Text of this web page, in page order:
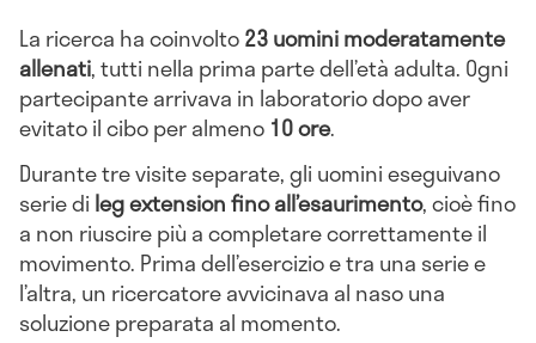
La ricerca ha coinvolto23 uomini moderatamente
allenati, tutti nella prima parte dell’età adulta. Ogni
partecipante arrivava in laboratorio dopo aver
evitato il cibo per almeno 10 ore.
Durante tre visite separate, gli uomini eseguivano
serie di leg extension fino all’esaurimento, cioè fino
a non riuscire più a completare correttamente il
movimento. Prima dell’esercizio e tra una serie e
l’altra, un ricercatore avvicinava al naso una
soluzione preparata al momento.